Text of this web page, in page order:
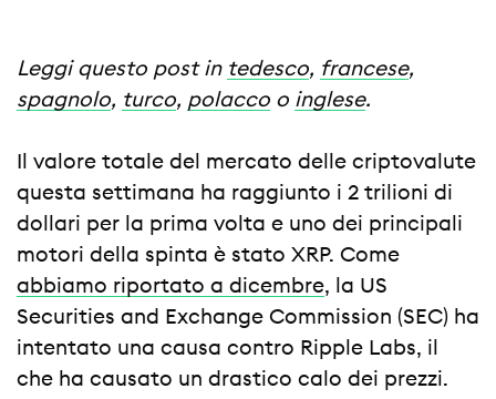
Leggi questo post in tedesco, francese,
spagnolo, turco, polacco o inglese.
Il valore totale del mercato delle criptovalute
questa settimana ha raggiunto i 2 trilioni di
dollari per la prima volta e uno dei principali
motori della spinta è stato XRP. Come
abbiamo riportato a dicembre, la US
Securities and Exchange Commission (SEC) ha
intentato una causa contro Ripple Labs, il
che ha causato un drastico calo dei prezzi.